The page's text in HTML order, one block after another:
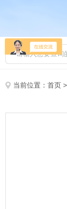
当前位置：首页 >